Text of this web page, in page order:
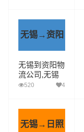
无锡→资阳
无锡到资阳物
流公司,无锡
到资阳货运专
520 4
无锡→日照